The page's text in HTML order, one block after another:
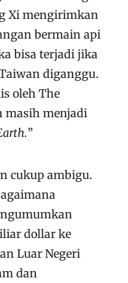
Xi mengirimkan
bermain api
bisa terjadi jika
diganggu.
oleh The
masih menjadi
”
cukup ambigu.
dollar ke
Luar Negeri
dan